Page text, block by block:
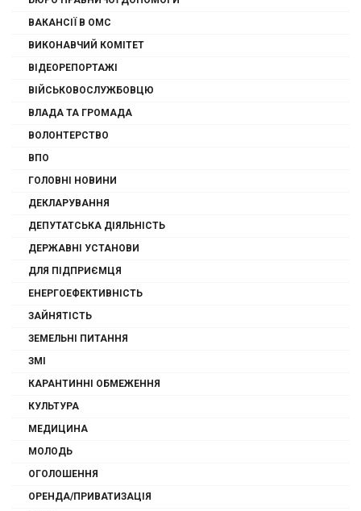
ВАКАНСІЇ В ОМС
ВИКОНАВЧИЙ КОМІТЕТ
ВІДЕОРЕПОРТАЖІ
ВІЙСЬКОВОСЛУЖБОВЦЮ
ВЛАДА ТА ГРОМАДА
ВОЛОНТЕРСТВО
ВПО
ГОЛОВНІ НОВИНИ
ДЕКЛАРУВАННЯ
ДЕПУТАТСЬКА ДІЯЛЬНІСТЬ
ДЕРЖАВНІ УСТАНОВИ
ДЛЯ ПІДПРИЄМЦЯ
ЕНЕРГОЕФЕКТИВНІСТЬ
ЗАЙНЯТІСТЬ
ЗЕМЕЛЬНІ ПИТАННЯ
ЗМІ
КАРАНТИННІ ОБМЕЖЕННЯ
КУЛЬТУРА
МЕДИЦИНА
МОЛОДЬ
ОГОЛОШЕННЯ
ОРЕНДА/ПРИВАТИЗАЦІЯ